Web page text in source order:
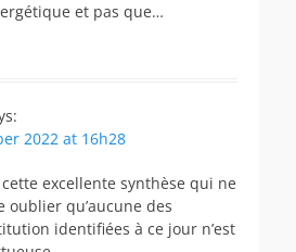
et pas que…
2022 at 16h28
excellente synthèse qui ne
qu’aucune des
identifiées à ce jour n’est